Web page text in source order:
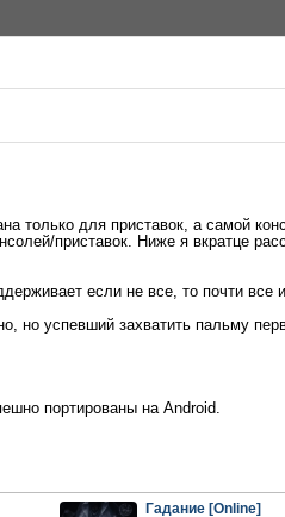
только для приставок, а самой
приставок. Ниже я вкратце
если не все, то почти все
но успевший захватить пальму
портированы на Android.
Гадание [Online]